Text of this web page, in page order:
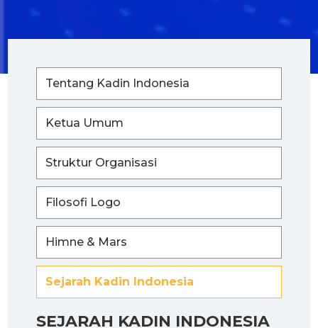
SEJARAH KADIN INDONESIA
Tentang Kadin Indonesia
Ketua Umum
Struktur Organisasi
Filosofi Logo
Himne & Mars
Sejarah Kadin Indonesia